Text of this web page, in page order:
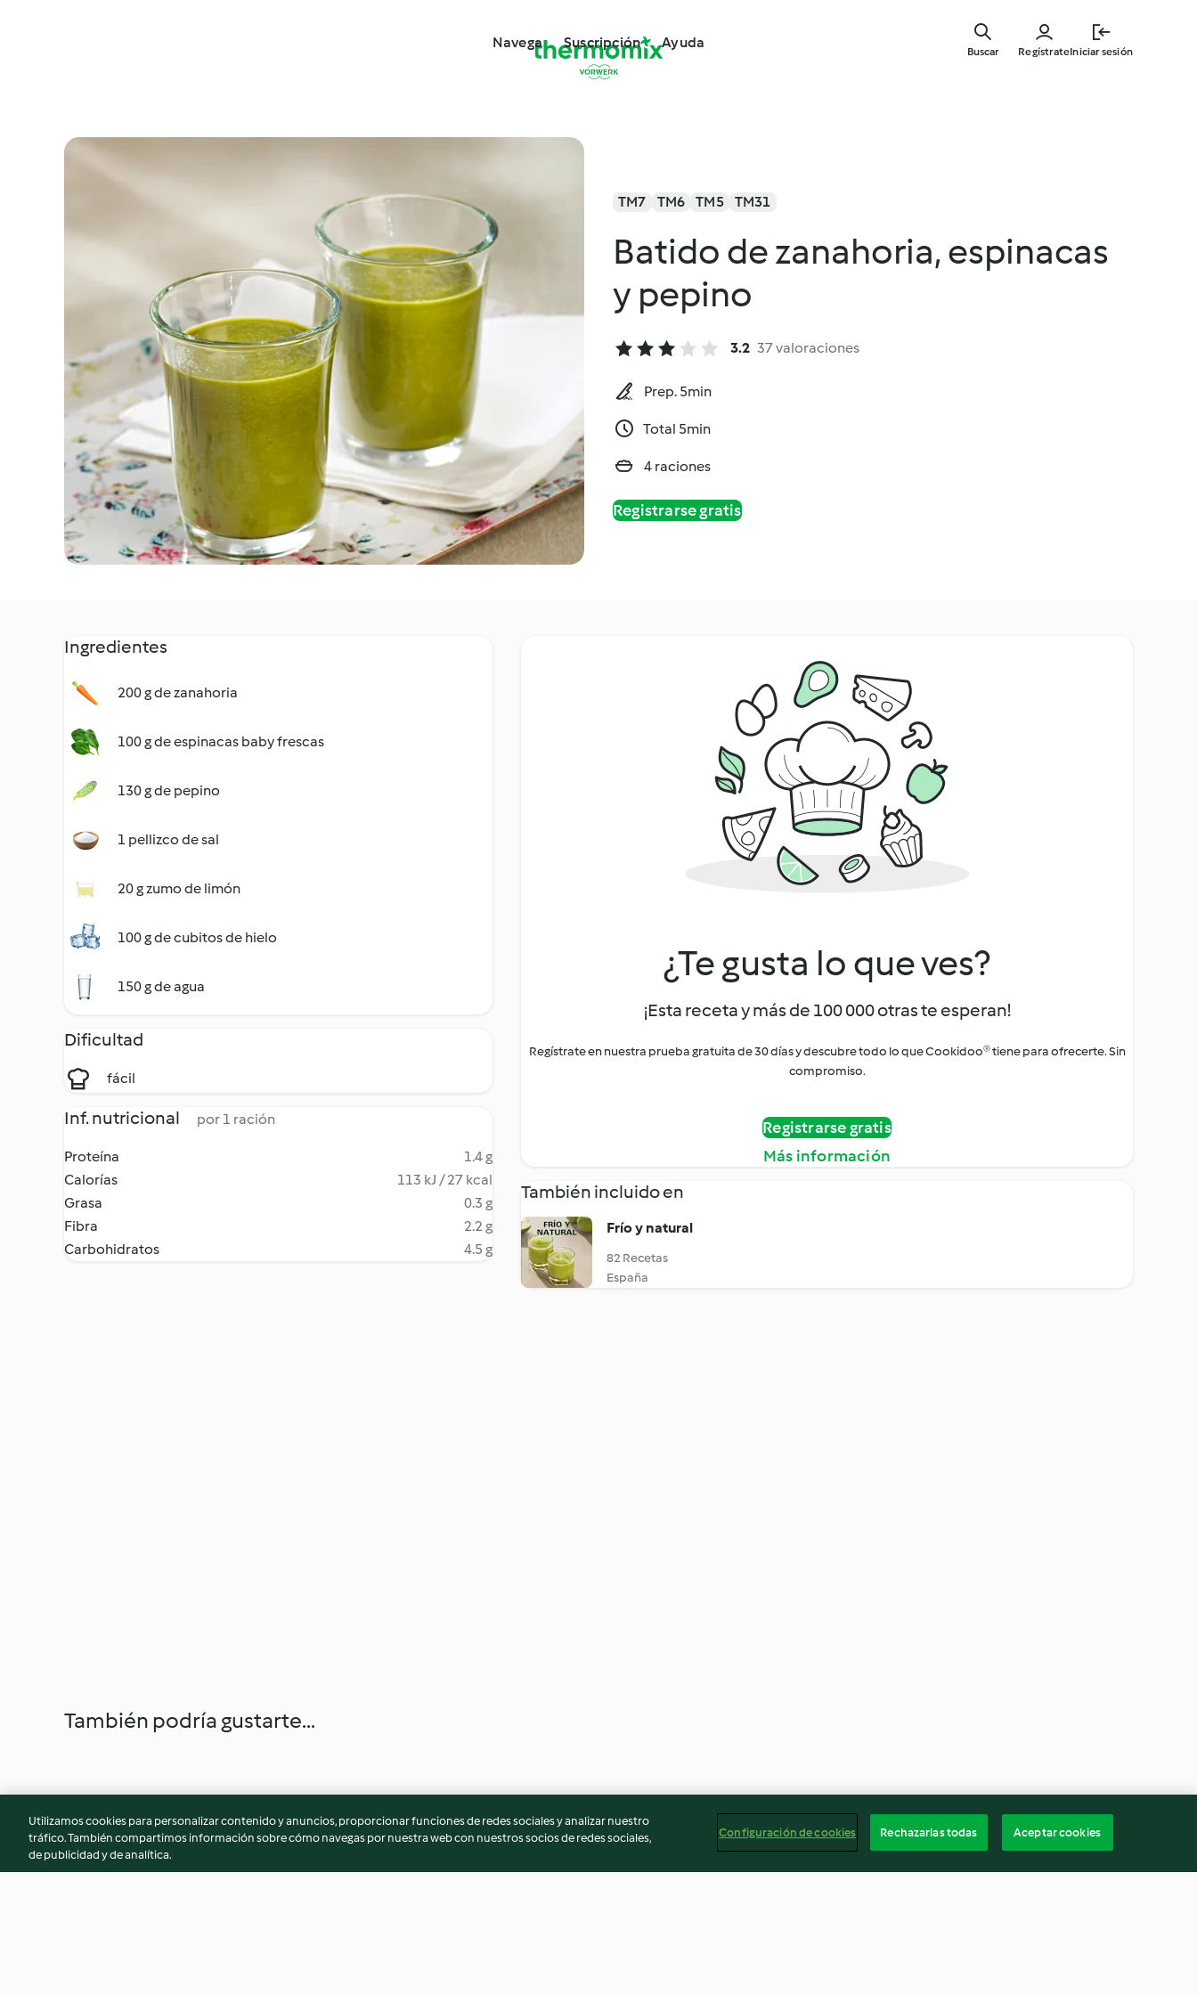
Navega Suscripción Ayuda
RegístrateIniciar sesión
Buscar
TM7 TM6 TM5 TM31
Batido de zanahoria, espinacas
y pepino
3.2 37 valoraciones
Prep. 5min
Total 5min
4 raciones
Registrarse gratis
Ingredientes
200 g de zanahoria
100 g de espinacas baby frescas
130 g de pepino
1 pellizco de sal
20 g zumo de limón
100 g de cubitos de hielo
150 g de agua
Dificultad
fácil
Inf. nutricional por 1 ración
Proteína
1.4 g
Calorías
113 kJ / 27 kcal
Grasa
0.3 g
Fibra
2.2 g
Carbohidratos
4.5 g
¿Te gusta lo que ves?
¡Esta receta y más de 100 000 otras te esperan!
Regístrate en nuestra prueba gratuita de 30 días y descubre todo lo que Cookidoo® tiene para ofrecerte. Sin
compromiso.
Registrarse gratis
Más información
También incluido en
Frío y natural
82 Recetas
España
También podría gustarte...
Utilizamos cookies para personalizar contenido y anuncios, proporcionar funciones de redes sociales y analizar nuestro
tráfico. También compartimos información sobre cómo navegas por nuestra web con nuestros socios de redes sociales,
de publicidad y de analítica.
Configuración de cookies Rechazarlas todas Aceptar cookies